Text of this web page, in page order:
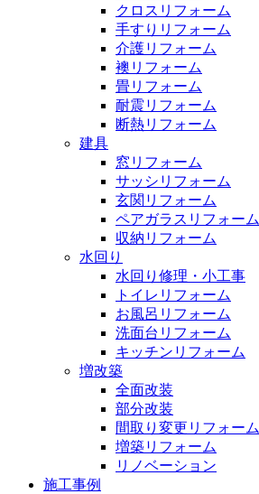
クロスリフォーム
手すりリフォーム
介護リフォーム
襖リフォーム
畳リフォーム
耐震リフォーム
断熱リフォーム
建具
窓リフォーム
サッシリフォーム
玄関リフォーム
ペアガラスリフォーム
収納リフォーム
水回り
水回り修理・小工事
トイレリフォーム
お風呂リフォーム
洗面台リフォーム
キッチンリフォーム
増改築
全面改装
部分改装
間取り変更リフォーム
増築リフォーム
リノベーション
施工事例